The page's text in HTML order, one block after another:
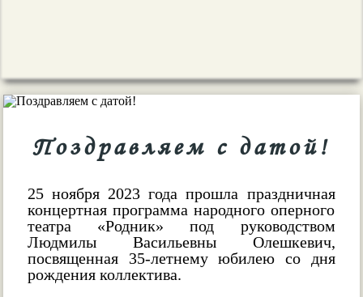
Поздравляем с датой!
25 ноября 2023 года прошла праздничная
концертная программа народного оперного
театра «Родник» под руководством
Людмилы Васильевны Олешкевич,
посвященная 35-летнему юбилею со дня
рождения коллектива.